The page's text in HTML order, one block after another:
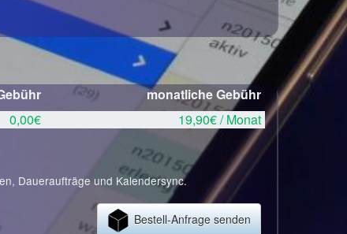
monatliche Gebühr
0,00€ 19,90€ / Monat
Daueraufträge und Kalendersync.
Bestell-Anfrage senden